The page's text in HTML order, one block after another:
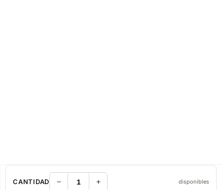
CANTIDAD disponibles